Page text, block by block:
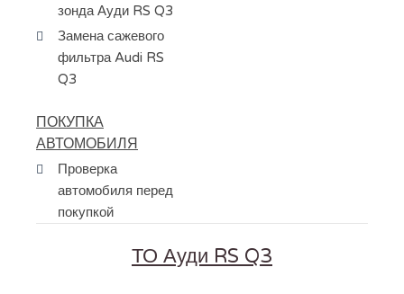
зонда Ауди RS Q3
Замена сажевого
фильтра Audi RS
Q3
ПОКУПКА
АВТОМОБИЛЯ
Проверка
автомобиля перед
покупкой
ТО Ауди RS Q3